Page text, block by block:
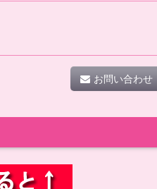
お問い合わせ